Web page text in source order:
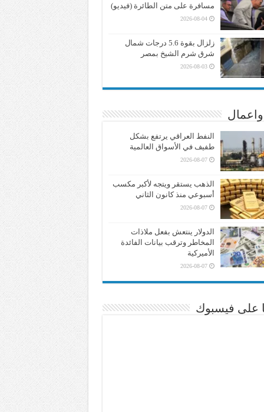
مسافرة على متن الطائرة (فيديو)
2026-08-04
زلزال بقوة 5.6 درجات شمال
شرق شرم الشيخ بمصر
2026-08-03
النفط العراقي يرتفع بشكل
طفيف في الأسواق العالمية
2026-08-07
الذهب يستقر ويتجه لأكبر مكسب
أسبوعي منذ كانون الثاني
2026-08-07
الدولار ينتعش بفعل ملاذات
المخاطر وترقب بيانات الفائدة
الأميركية
2026-08-07
على فيسبوك